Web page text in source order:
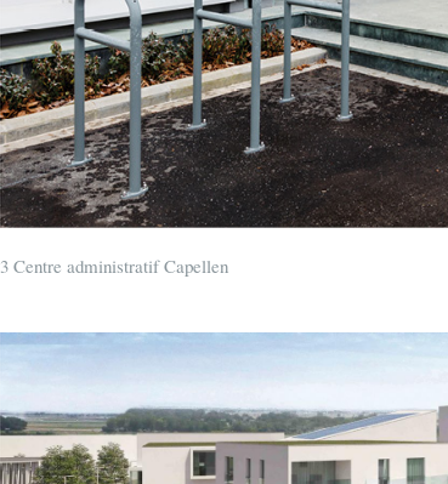
3 Centre administratif Capellen